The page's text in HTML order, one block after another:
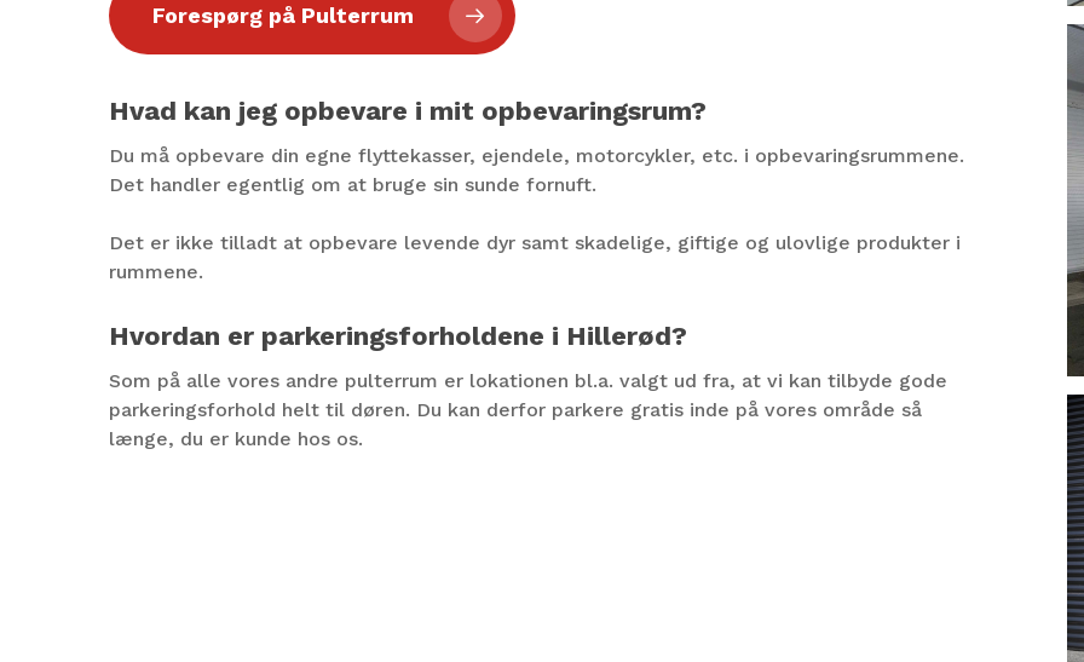
Forespørg på Pulterrum
Hvad kan jeg opbevare i mit opbevaringsrum?
Du må opbevare din egne flyttekasser, ejendele, motorcykler, etc. i opbevaringsrummene.
Det handler egentlig om at bruge sin sunde fornuft.
Det er ikke tilladt at opbevare levende dyr samt skadelige, giftige og ulovlige produkter i
rummene.
Hvordan er parkeringsforholdene i Hillerød?
Som på alle vores andre pulterrum er lokationen bl.a. valgt ud fra, at vi kan tilbyde gode
parkeringsforhold helt til døren. Du kan derfor parkere gratis inde på vores område så
længe, du er kunde hos os.